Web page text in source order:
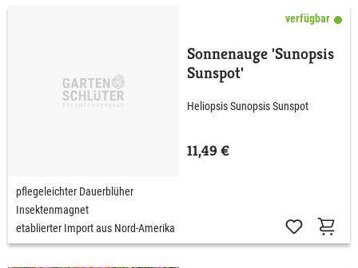
verfügbar
Sonnenauge 'Sunopsis
Sunspot'
Heliopsis Sunopsis Sunspot
11,49 €
pflegeleichter Dauerblüher
Insektenmagnet
etablierter Import aus Nord-Amerika